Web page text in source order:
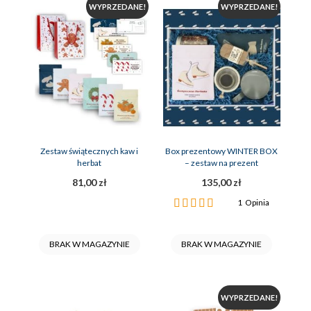
WYPRZEDANE!
Zestaw świątecznych kaw i
herbat
81,00 zł
BRAK W MAGAZYNIE
WYPRZEDANE!
Box prezentowy WINTER BOX
– zestaw na prezent
135,00 zł
Ocena:
1Opinia
BRAK W MAGAZYNIE
WYPRZEDANE!